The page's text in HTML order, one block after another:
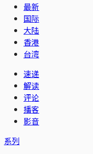
最新
国际
大陆
香港
台湾
速递
解读
评论
播客
影音
系列